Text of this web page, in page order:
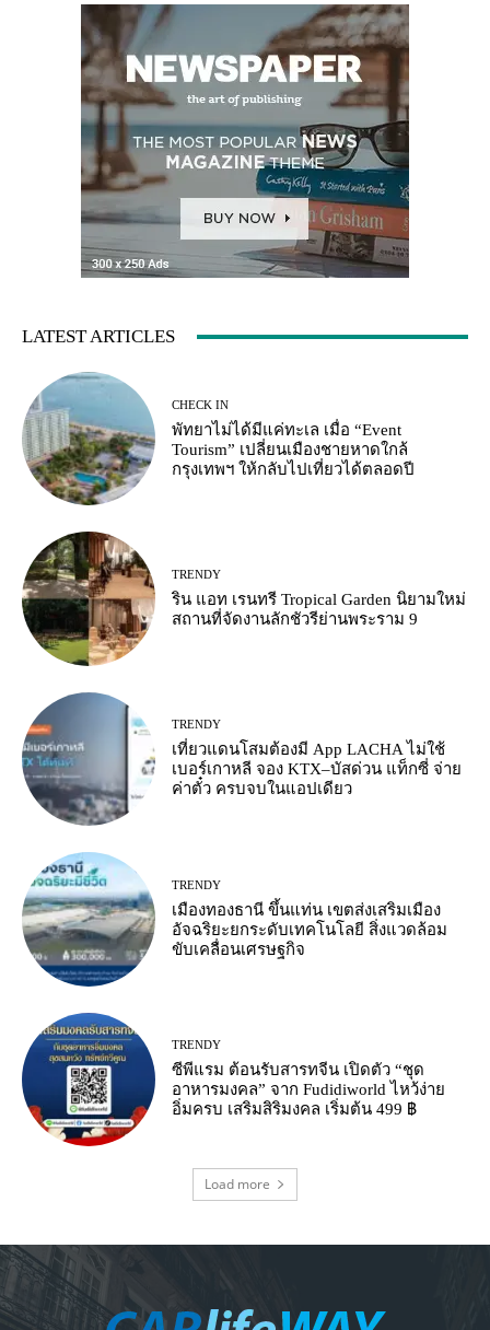
LATEST ARTICLES
CHECK IN
พัทยาไม่ได้มีแค่ทะเล เมื่อ “Event
Tourism” เปลี่ยนเมืองชายหาดใกล้
กรุงเทพฯ ให้กลับไปเที่ยวได้ตลอดปี
TRENDY
ริน แอท เรนทรี Tropical Garden นิยามใหม่
สถานที่จัดงานลักชัวรีย่านพระราม 9
TRENDY
เที่ยวแดนโสมต้องมี App LACHA ไม่ใช้
เบอร์เกาหลี จอง KTX–บัสด่วน แท็กซี่ จ่าย
ค่าตั๋ว ครบจบในแอปเดียว
TRENDY
เมืองทองธานี ขึ้นแท่น เขตส่งเสริมเมือง
อัจฉริยะยกระดับเทคโนโลยี สิ่งแวดล้อม
ขับเคลื่อนเศรษฐกิจ
TRENDY
ซีพีแรม ต้อนรับสารทจีน เปิดตัว “ชุด
อาหารมงคล” จาก Fudidiworld ไหว้ง่าย
อิ่มครบ เสริมสิริมงคล เริ่มต้น 499 ฿
Load more